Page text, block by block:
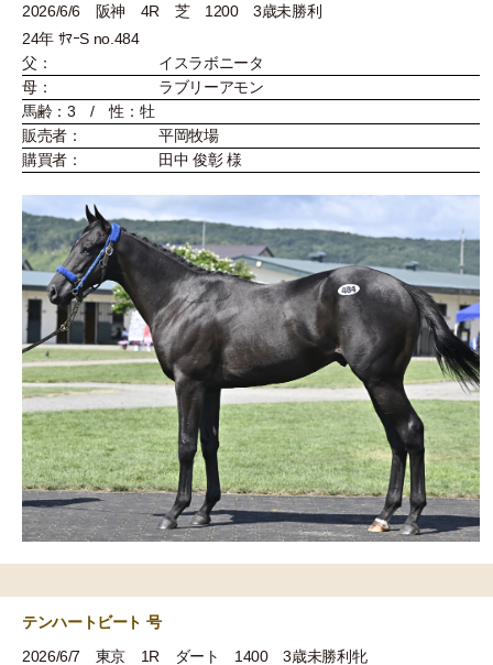
2026/6/6 阪神 4R 芝 1200 3歳未勝利
24年 ｻﾏｰS no.484
父：
イスラボニータ
母：
ラブリーアモン
馬齢：3 / 性：牡
販売者：
平岡牧場
購買者：
田中 俊彰 様
テンハートビート 号
2026/6/7 東京 1R ダート 1400 3歳未勝利牝